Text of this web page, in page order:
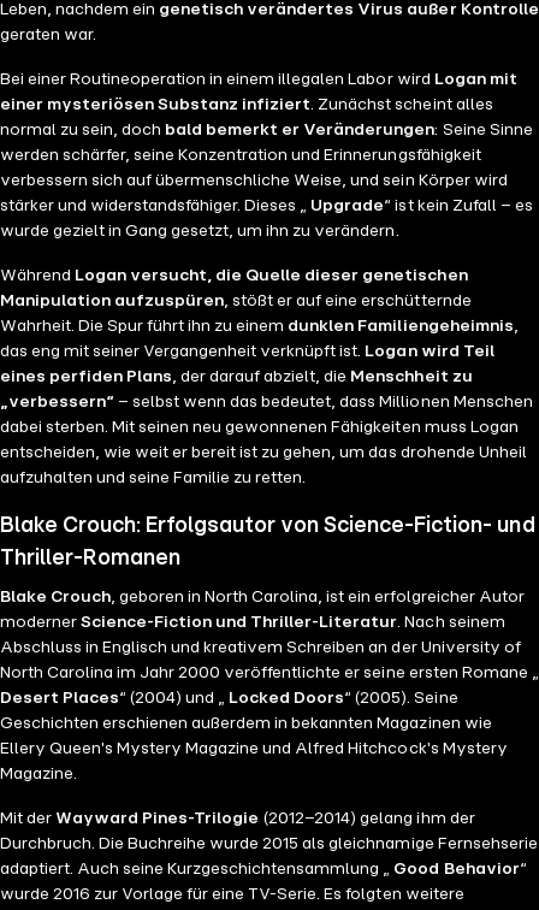
Leben, nachdem ein genetisch verändertes Virus außer Kontrolle
geraten war.
Bei einer Routineoperation in einem illegalen Labor wird Logan mit
einer mysteriösen Substanz infiziert. Zunächst scheint alles
normal zu sein, doch bald bemerkt er Veränderungen: Seine Sinne
werden schärfer, seine Konzentration und Erinnerungsfähigkeit
verbessern sich auf übermenschliche Weise, und sein Körper wird
stärker und widerstandsfähiger. Dieses „ Upgrade“ ist kein Zufall – es
wurde gezielt in Gang gesetzt, um ihn zu verändern.
Während Logan versucht, die Quelle dieser genetischen
Manipulation aufzuspüren, stößt er auf eine erschütternde
Wahrheit. Die Spur führt ihn zu einem dunklen Familiengeheimnis,
das eng mit seiner Vergangenheit verknüpft ist. Logan wird Teil
eines perfiden Plans, der darauf abzielt, die Menschheit zu
„verbessern“ – selbst wenn das bedeutet, dass Millionen Menschen
dabei sterben. Mit seinen neu gewonnenen Fähigkeiten muss Logan
entscheiden, wie weit er bereit ist zu gehen, um das drohende Unheil
aufzuhalten und seine Familie zu retten.
Blake Crouch: Erfolgsautor von Science-Fiction- und
Thriller-Romanen
Blake Crouch, geboren in North Carolina, ist ein erfolgreicher Autor
modernerScience-Fiction und Thriller-Literatur. Nach seinem
Abschluss in Englisch und kreativem Schreiben an der University of
North Carolina im Jahr 2000 veröffentlichte er seine ersten Romane „
Desert Places“ (2004) und „ Locked Doors“ (2005). Seine
Geschichten erschienen außerdem in bekannten Magazinen wie
Ellery Queen's Mystery Magazine und Alfred Hitchcock's Mystery
Magazine.
Mit der Wayward Pines-Trilogie (2012–2014) gelang ihm der
Durchbruch. Die Buchreihe wurde 2015 als gleichnamige Fernsehserie
adaptiert. Auch seine Kurzgeschichtensammlung „ Good Behavior“
wurde 2016 zur Vorlage für eine TV-Serie. Es folgten weitere